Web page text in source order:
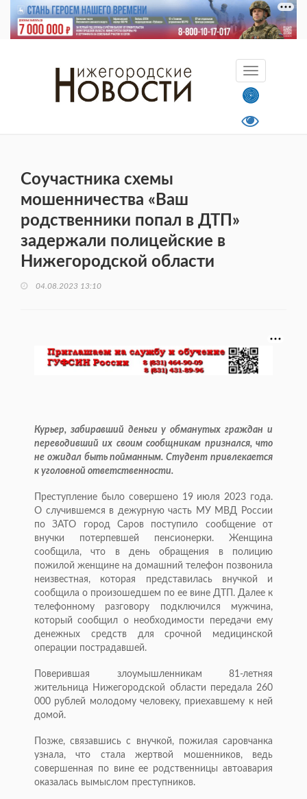
Соучастника схемы
мошенничества «Ваш
родственники попал в ДТП»
задержали полицейские в
Нижегородской области
04.08.2023 13:10
Курьер, забиравший деньги у обманутых граждан и
переводивший их своим сообщникам признался, что
не ожидал быть пойманным. Студент привлекается
к уголовной ответственности.
Преступление было совершено 19 июля 2023 года.
О случившемся в дежурную часть МУ МВД России
по ЗАТО город Саров поступило сообщение от
внучки потерпевшей пенсионерки. Женщина
сообщила, что в день обращения в полицию
пожилой женщине на домашний телефон позвонила
неизвестная, которая представилась внучкой и
сообщила о произошедшем по ее вине ДТП. Далее к
телефонному разговору подключился мужчина,
который сообщил о необходимости передачи ему
денежных средств для срочной медицинской
операции пострадавшей.
Поверившая злоумышленникам 81-летняя
жительница Нижегородской области передала 260
000 рублей молодому человеку, приехавшему к ней
домой.
Позже, связавшись с внучкой, пожилая саровчанка
узнала, что стала жертвой мошенников, ведь
совершенная по вине ее родственницы автоавария
оказалась вымыслом преступников.